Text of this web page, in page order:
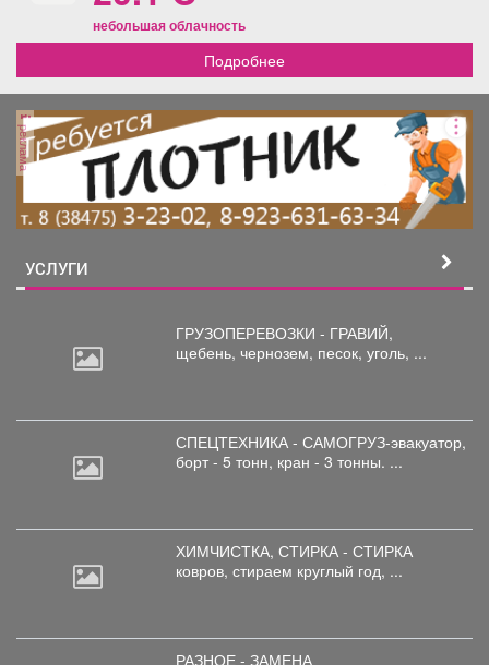
небольшая облачность
Подробнее
реклама
УСЛУГИ
ГРУЗОПЕРЕВОЗКИ - ГРАВИЙ,
щебень, чернозем, песок, уголь, ...
СПЕЦТЕХНИКА - САМОГРУЗ-эвакуатор,
борт - 5 тонн, кран - 3 тонны. ...
ХИМЧИСТКА, СТИРКА - СТИРКА
ковров, стираем круглый год, ...
РАЗНОЕ - ЗАМЕНА